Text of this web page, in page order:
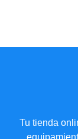
Tu tienda